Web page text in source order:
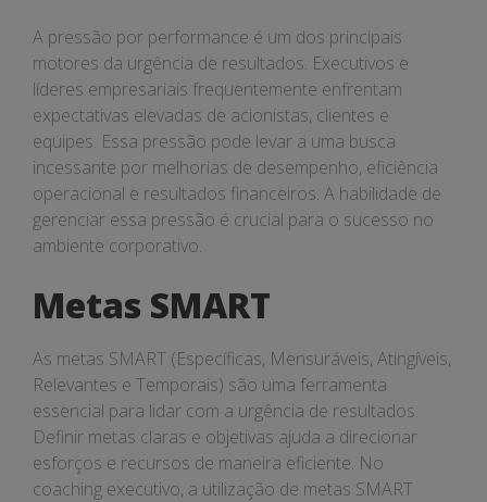
A pressão por performance é um dos principais
motores da urgência de resultados. Executivos e
líderes empresariais frequentemente enfrentam
expectativas elevadas de acionistas, clientes e
equipes. Essa pressão pode levar a uma busca
incessante por melhorias de desempenho, eficiência
operacional e resultados financeiros. A habilidade de
gerenciar essa pressão é crucial para o sucesso no
ambiente corporativo.
Metas SMART
As metas SMART (Específicas, Mensuráveis, Atingíveis,
Relevantes e Temporais) são uma ferramenta
essencial para lidar com a urgência de resultados.
Definir metas claras e objetivas ajuda a direcionar
esforços e recursos de maneira eficiente. No
coaching executivo, a utilização de metas SMART